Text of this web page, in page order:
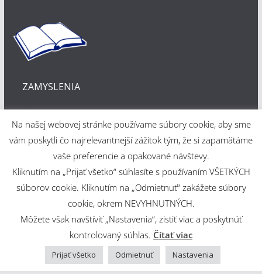
ZAMYSLENIA
Webové riešenie
Martin Šajdák
Copyright © 2026Evanjelický a. v. cirkevný zbor v Martine
Powered byColorMag andWordPress
Na našej webovej stránke používame súbory cookie, aby sme
vám poskytli čo najrelevantnejší zážitok tým, že si zapamätáme
vaše preferencie a opakované návštevy.
Kliknutím na „Prijať všetko“ súhlasíte s používaním VŠETKÝCH
súborov cookie. Kliknutím na „Odmietnuť“ zakážete súbory
cookie, okrem NEVYHNUTNÝCH.
Môžete však navštíviť „Nastavenia“, zistiť viac a poskytnúť
kontrolovaný súhlas. Čítať viac
Prijať všetko Odmietnuť Nastavenia